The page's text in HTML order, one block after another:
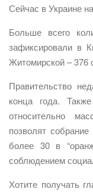
Сейчас в Украине
Больше всего
зафиксировали в
Житомирской – 376
Правительство
конца года.
относительно
позволят
более 30 в
соблюдением
Хотите получать